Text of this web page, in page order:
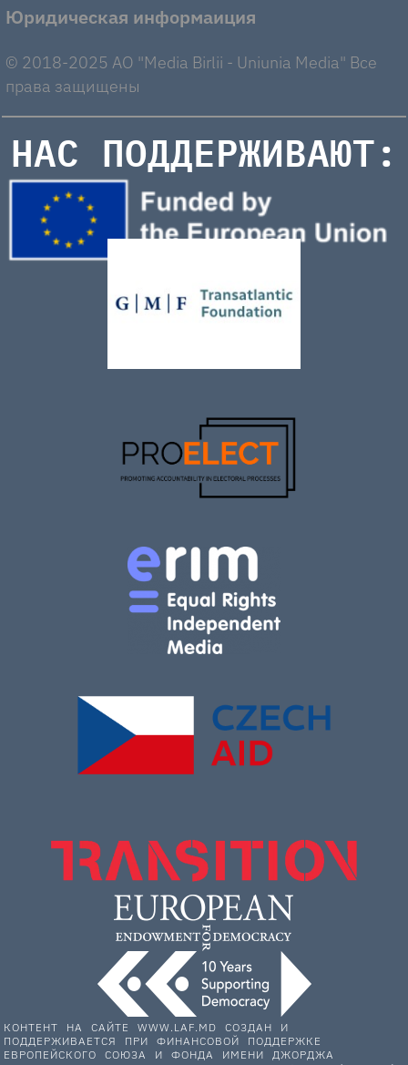
Юридическая информаиция
© 2018-2025 AO "Media Birlii - Uniunia Media" Все
права защищены
НАС ПОДДЕРЖИВАЮТ:
КОНТЕНТ НА САЙТЕ WWW.LAF.MD СОЗДАН И
ПОДДЕРЖИВАЕТСЯ ПРИ ФИНАНСОВОЙ ПОДДЕРЖКЕ
ЕВРОПЕЙСКОГО СОЮЗА И ФОНДА ИМЕНИ ДЖОРДЖА